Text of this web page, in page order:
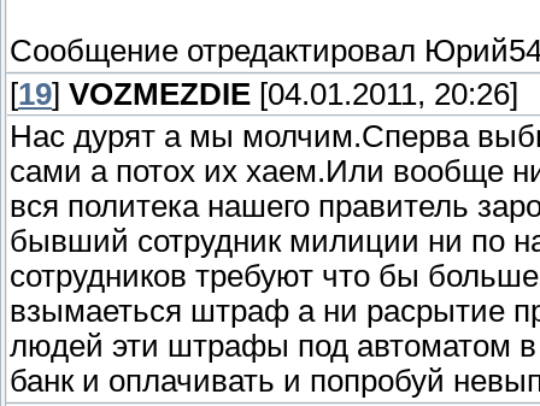
Сообщение отредактировал
[19] VOZMEZDIE [04.01.2011, 20:26]
Нас дурят а мы молчим.Сперва
сами а потох их хаем.Или вообще
вся политека нашего правитель
бывший сотрудник милиции ни по
сотрудников требуют что бы
взымаеться штраф а ни расрытие
людей эти штрафы под автоматом
банк и оплачивать и попробуй